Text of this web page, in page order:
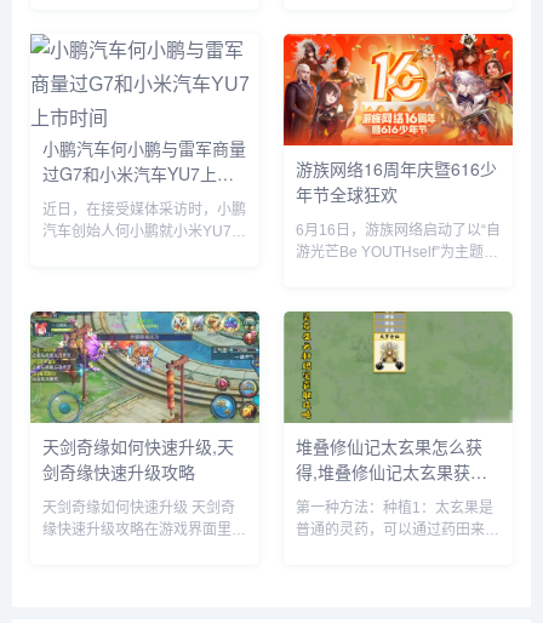
置、优化硬盘类型（HDD、
SSD）的识别等。飞牛 f...
味合作，粉丝们可以购买 F1 主
题套餐，并把独家定制的迷你赛
车带回家。...
小鹏汽车何小鹏与雷军商量
过G7和小米汽车YU7上市
时间
近日，在接受媒体采访时，小鹏
汽车创始人何小鹏就小米YU7的
间进行了多次深入讨论。在交流
过程中，何小鹏对小米YU7的...
游族网络16周年庆暨616少
年节全球狂欢
6月16日，游族网络启动了以“自
游光芒Be YOUTHself”为主题的
狂欢嘉年华，更集结了旗下产品
为全球玩家带来了庆生版本更新
及包含616...
天剑奇缘如何快速升级,天
剑奇缘快速升级攻略
天剑奇缘如何快速升级 天剑奇
缘快速升级攻略在游戏界面里，
堆叠修仙记太玄果怎么获
得,堆叠修仙记太玄果获得
方法
第一种方法：种植1：太玄果是
普通的灵药，可以通过药田来种